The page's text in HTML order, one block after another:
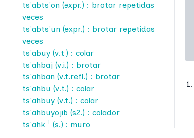
ts'abts'on (expr.) : brotar repetidas
veces
ts'abts'un (expr.) : brotar repetidas
veces
ts'abuy (v.t.) : colar
ts'ahbaj (v.i.) : brotar
ts'ahban (v.t.refl.) : brotar
ts'ahbu (v.t.) : colar
ts'ahbuy (v.t.) : colar
ts'ahbuyojib (s2.) : colador
ts'ahk 1 (s.) : muro